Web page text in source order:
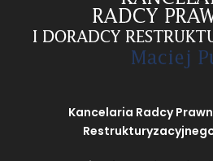
Kancelaria Radcy